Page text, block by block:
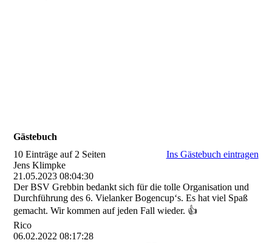
Gästebuch
10 Einträge auf 2 Seiten
Ins Gästebuch eintragen
Jens Klimpke
21.05.2023 08:04:30
Der BSV Grebbin bedankt sich für die tolle Organisation und
Durchführung des 6. Vielanker Bogencup‘s. Es hat viel Spaß
gemacht. Wir kommen auf jeden Fall wieder. 👍
Rico
06.02.2022 08:17:28